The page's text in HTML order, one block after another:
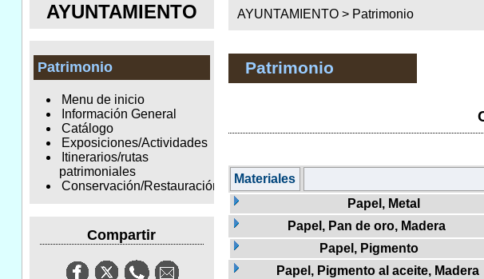
AYUNTAMIENTO
Patrimonio
Menu de inicio
Información General
Catálogo
Exposiciones/Actividades
Itinerarios/rutas
patrimoniales
Conservación/Restauración
Compartir
AYUNTAMIENTO > Patrimonio
Patrimonio
Materiales
Papel, Metal
Papel, Pan de oro, Madera
Papel, Pigmento
Papel, Pigmento al aceite, Madera